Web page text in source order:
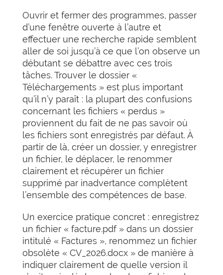
Ouvrir et fermer des programmes, passer
d’une fenêtre ouverte à l’autre et
effectuer une recherche rapide semblent
aller de soi jusqu’à ce que l’on observe un
débutant se débattre avec ces trois
tâches. Trouver le dossier «
Téléchargements » est plus important
qu’il n’y paraît : la plupart des confusions
concernant les fichiers « perdus »
proviennent du fait de ne pas savoir où
les fichiers sont enregistrés par défaut. À
partir de là, créer un dossier, y enregistrer
un fichier, le déplacer, le renommer
clairement et récupérer un fichier
supprimé par inadvertance complètent
l’ensemble des compétences de base.
Un exercice pratique concret : enregistrez
un fichier « facture.pdf » dans un dossier
intitulé « Factures », renommez un fichier
obsolète « CV_2026.docx » de manière à
indiquer clairement de quelle version il